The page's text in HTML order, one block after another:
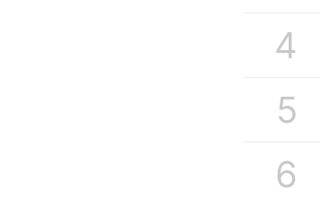
4
5
6